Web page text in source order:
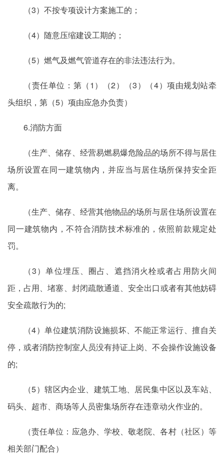
（3）不按专项设计方案施工的；
（4）随意压缩建设工期的；
（5）燃气及燃气管道存在的非法违法行为。
（责任单位：第（1）（2）（3）（4）项由规划站牵
头组织，第（5）项由应急办负责）
6.消防方面
（生产、储存、经营易燃易爆危险品的场所不得与居住
场所设置在同一建筑物内，并应当与居住场所保持安全距
离。
（生产、储存、经营其他物品的场所与居住场所设置在
同一建筑物内，不符合消防技术标准的，依照前款规定处
罚。
（3）单位埋压、圈占、遮挡消火栓或者占用防火间
距，占用、堵塞、封闭疏散通道、安全出口或者有其他妨碍
安全疏散行为的;
（4）单位建筑消防设施损坏、不能正常运行、擅自关
停，或者消防控制室人员没有持证上岗、不会操作设施设备
的;
（5）辖区内企业、建筑工地、居民集中区以及车站、
码头、超市、商场等人员密集场所存在违章动火作业的。
（责任单位：应急办、学校、敬老院、各村（社区）等
相关部门配合）